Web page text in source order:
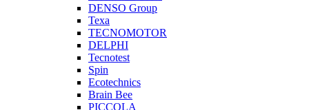
DENSO Group
Texa
TECNOMOTOR
DELPHI
Tecnotest
Spin
Ecotechnics
Brain Bee
PICCOLA